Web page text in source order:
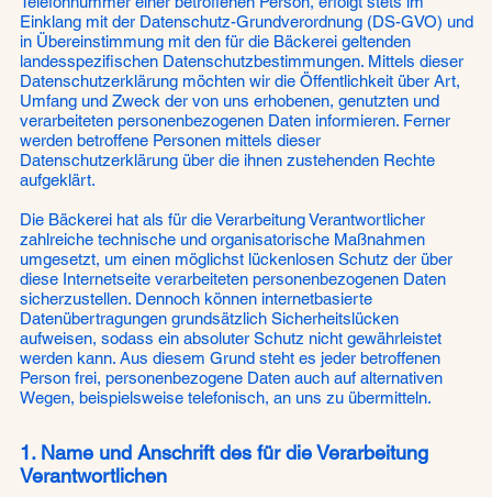
Einklang mit der Datenschutz-Grundverordnung (DS-GVO) und
in Übereinstimmung mit den für die Bäckerei geltenden
landesspezifischen Datenschutzbestimmungen. Mittels dieser
Datenschutzerklärung möchten wir die Öffentlichkeit über Art,
Umfang und Zweck der von uns erhobenen, genutzten und
verarbeiteten personenbezogenen Daten informieren. Ferner
werden betroffene Personen mittels dieser
Datenschutzerklärung über die ihnen zustehenden Rechte
aufgeklärt.
Die Bäckerei hat als für die Verarbeitung Verantwortlicher
zahlreiche technische und organisatorische Maßnahmen
umgesetzt, um einen möglichst lückenlosen Schutz der über
diese Internetseite verarbeiteten personenbezogenen Daten
sicherzustellen. Dennoch können internetbasierte
Datenübertragungen grundsätzlich Sicherheitslücken
aufweisen, sodass ein absoluter Schutz nicht gewährleistet
werden kann. Aus diesem Grund steht es jeder betroffenen
Person frei, personenbezogene Daten auch auf alternativen
Wegen, beispielsweise telefonisch, an uns zu übermitteln.
1. Name und Anschrift des für die Verarbeitung
Verantwortlichen